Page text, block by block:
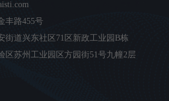
丰路455号
街道兴东社区71区新政工业园B栋
区苏州工业园区方园街51号九幢2层